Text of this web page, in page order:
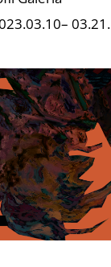
03.21.